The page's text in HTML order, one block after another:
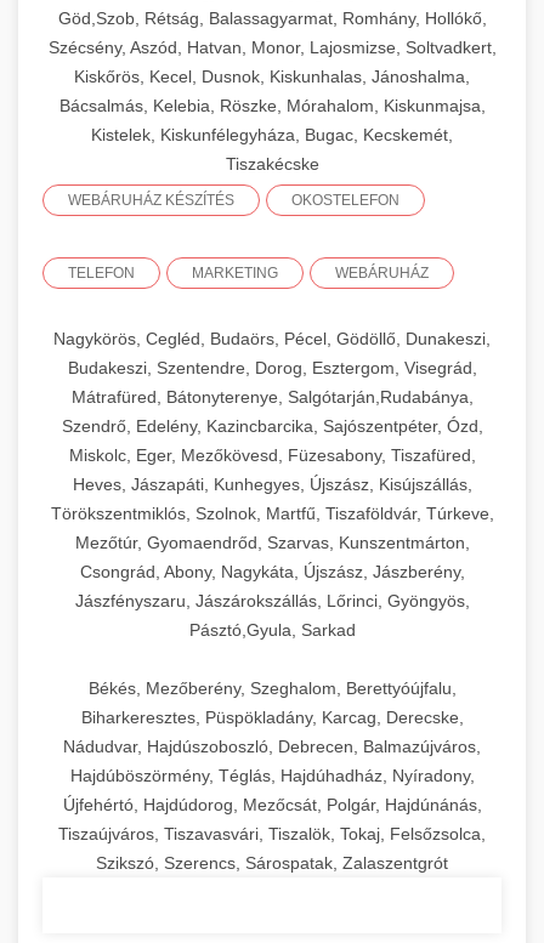
Göd,Szob, Rétság, Balassagyarmat, Romhány, Hollókő,
Szécsény, Aszód, Hatvan, Monor, Lajosmizse, Soltvadkert,
Kiskőrös, Kecel, Dusnok, Kiskunhalas, Jánoshalma,
Bácsalmás, Kelebia, Röszke, Mórahalom, Kiskunmajsa,
Kistelek, Kiskunfélegyháza, Bugac, Kecskemét,
Tiszakécske
WEBÁRUHÁZ KÉSZÍTÉS OKOSTELEFON
TELEFON MARKETING WEBÁRUHÁZ
Nagykörös, Cegléd, Budaörs, Pécel, Gödöllő, Dunakeszi,
Budakeszi, Szentendre, Dorog, Esztergom, Visegrád,
Mátrafüred, Bátonyterenye, Salgótarján,Rudabánya,
Szendrő, Edelény, Kazincbarcika, Sajószentpéter, Ózd,
Miskolc, Eger, Mezőkövesd, Füzesabony, Tiszafüred,
Heves, Jászapáti, Kunhegyes, Újszász, Kisújszállás,
Törökszentmiklós, Szolnok, Martfű, Tiszaföldvár, Túrkeve,
Mezőtúr, Gyomaendrőd, Szarvas, Kunszentmárton,
Csongrád, Abony, Nagykáta, Újszász, Jászberény,
Jászfényszaru, Jászárokszállás, Lőrinci, Gyöngyös,
Pásztó,Gyula, Sarkad
Békés, Mezőberény, Szeghalom, Berettyóújfalu,
Biharkeresztes, Püspökladány, Karcag, Derecske,
Nádudvar, Hajdúszoboszló, Debrecen, Balmazújváros,
Hajdúböszörmény, Téglás, Hajdúhadház, Nyíradony,
Újfehértó, Hajdúdorog, Mezőcsát, Polgár, Hajdúnánás,
Tiszaújváros, Tiszavasvári, Tiszalök, Tokaj, Felsőzsolca,
Szikszó, Szerencs, Sárospatak, Zalaszentgrót